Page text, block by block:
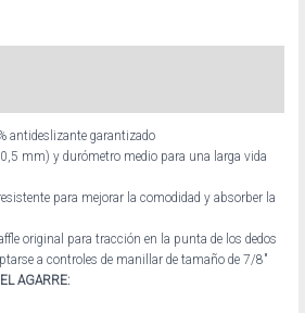
antideslizante garantizado
mm) y durómetro medio para una larga vida
para mejorar la comodidad y absorber la
original para tracción en la punta de los dedos
a controles de manillar de tamaño de 7/8″
AGARRE: